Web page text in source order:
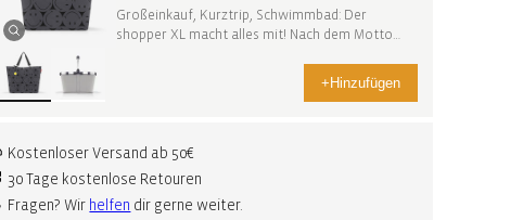
Großeinkauf, Kurztrip, Schwimmbad: Der
shopper XL macht alles mit! Nach dem Motto
+ Hinzufügen
Kostenloser Versand ab 50€
30 Tage kostenlose Retouren
Fragen? Wir helfen dir gerne weiter.